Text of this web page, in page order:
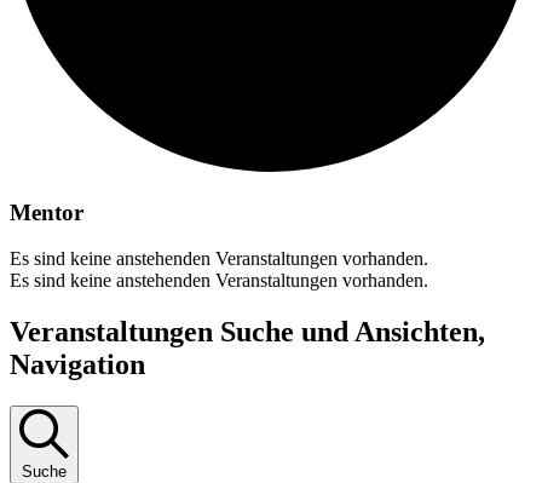
Mentor
Es sind keine anstehenden Veranstaltungen vorhanden.
Es sind keine anstehenden Veranstaltungen vorhanden.
Veranstaltungen Suche und Ansichten,
Navigation
Suche